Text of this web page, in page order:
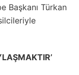
Başkanı Türkan